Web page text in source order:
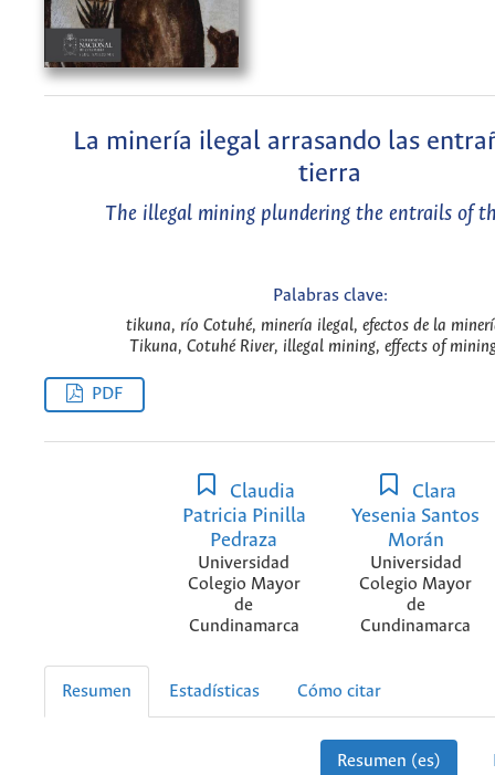
La minería ilegal arrasando las
tierra
The illegal mining plundering the entrails of
Palabras clave:
tikuna, río Cotuhé, minería ilegal, efectos de la
Tikuna, Cotuhé River, illegal mining, effects of
PDF
Claudia
Patricia Pinilla
Pedraza
Universidad
Colegio Mayor
de
Cundinamarca
Clara
Yesenia Santos
Morán
Universidad
Colegio Mayor
de
Cundinamarca
Resumen Estadísticas Cómo citar
Resumen (es)